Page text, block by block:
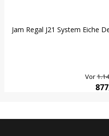
Jam Regal J21 System Eiche
Vor